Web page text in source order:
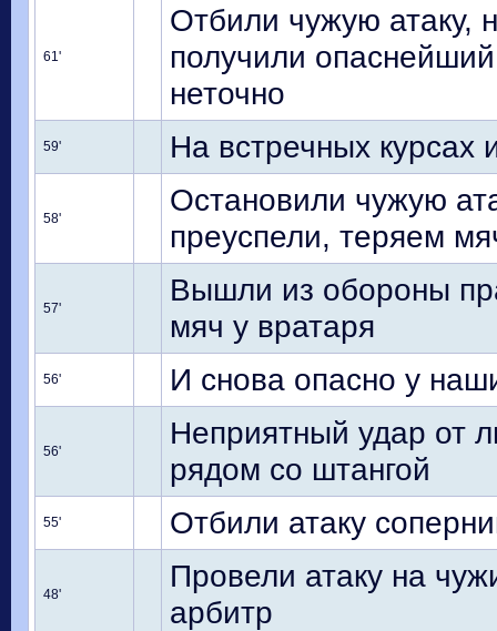
61'
Отбили чужую атаку,
получили
неточно
59' На встречных курсах
58'
Остановили чужую
преуспели, теряем
57'
Вышли из обороны
мяч у вратаря
56' И снова опасно у
56'
Неприятный удар от
рядом со штангой
55' Отбили атаку
48'
Провели атаку на
арбитр